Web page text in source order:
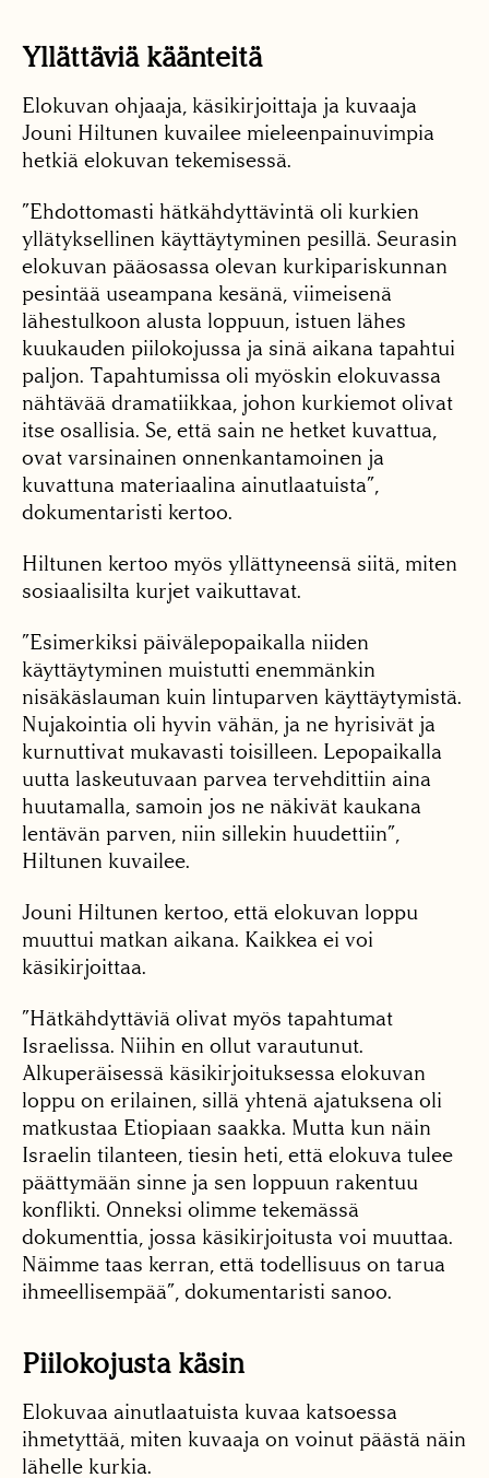
Yllättäviä käänteitä
Elokuvan ohjaaja, käsikirjoittaja ja kuvaaja
Jouni Hiltunen kuvailee mieleenpainuvimpia
hetkiä elokuvan tekemisessä.
”Ehdottomasti hätkähdyttävintä oli kurkien
yllätyksellinen käyttäytyminen pesillä. Seurasin
elokuvan pääosassa olevan kurkipariskunnan
pesintää useampana kesänä, viimeisenä
lähestulkoon alusta loppuun, istuen lähes
kuukauden piilokojussa ja sinä aikana tapahtui
paljon. Tapahtumissa oli myöskin elokuvassa
nähtävää dramatiikkaa, johon kurkiemot olivat
itse osallisia. Se, että sain ne hetket kuvattua,
ovat varsinainen onnenkantamoinen ja
kuvattuna materiaalina ainutlaatuista”,
dokumentaristi kertoo.
Hiltunen kertoo myös yllättyneensä siitä, miten
sosiaalisilta kurjet vaikuttavat.
”Esimerkiksi päivälepopaikalla niiden
käyttäytyminen muistutti enemmänkin
nisäkäslauman kuin lintuparven käyttäytymistä.
Nujakointia oli hyvin vähän, ja ne hyrisivät ja
kurnuttivat mukavasti toisilleen. Lepopaikalla
uutta laskeutuvaan parvea tervehdittiin aina
huutamalla, samoin jos ne näkivät kaukana
lentävän parven, niin sillekin huudettiin”,
Hiltunen kuvailee.
Jouni Hiltunen kertoo, että elokuvan loppu
muuttui matkan aikana. Kaikkea ei voi
käsikirjoittaa.
”Hätkähdyttäviä olivat myös tapahtumat
Israelissa. Niihin en ollut varautunut.
Alkuperäisessä käsikirjoituksessa elokuvan
loppu on erilainen, sillä yhtenä ajatuksena oli
matkustaa Etiopiaan saakka. Mutta kun näin
Israelin tilanteen, tiesin heti, että elokuva tulee
päättymään sinne ja sen loppuun rakentuu
konflikti. Onneksi olimme tekemässä
dokumenttia, jossa käsikirjoitusta voi muuttaa.
Näimme taas kerran, että todellisuus on tarua
ihmeellisempää”, dokumentaristi sanoo.
Piilokojusta käsin
Elokuvaa ainutlaatuista kuvaa katsoessa
ihmetyttää, miten kuvaaja on voinut päästä näin
lähelle kurkia.